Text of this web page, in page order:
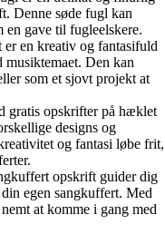
Denne søde fugl kan
en gave til fugleelskere.
en kreativ og fantasifuld
musiktemaet. Den kan
som et sjovt projekt at
gratis opskrifter på hæklet
designs og
og fantasi løbe frit,
opskrift guider dig
egen sangkuffert. Med
at komme i gang med